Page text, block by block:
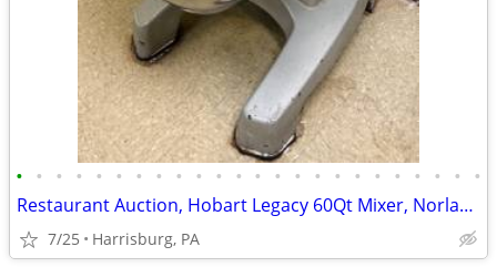
• • • • • • • • • • • • • • • • • • • • • • • •
Restaurant Auction, Hobart Legacy 60Qt Mixer, Norlake Walk-in Freezer
7/25 Harrisburg, PA